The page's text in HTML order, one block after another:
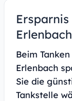
Erlenbach
Beim
Erlenbach
Sie die
Tankstelle